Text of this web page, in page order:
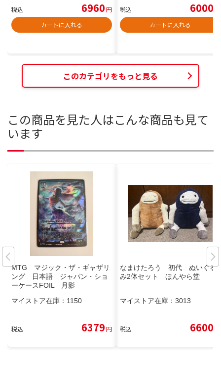
税込 6960円
カートに入れる
税込 6000
カートに入れる
このカテゴリをもっと見る
この商品を見た人はこんな商品も見て
います
MTG マジック・ザ・ギャザリ
ング 日本語 ジャパン・ショ
ーケースFOIL 月影
マイストア在庫： 1150
税込 6379円
なまけたろう 初代 ぬいぐる
み2体セット ほんやら堂
マイストア在庫： 3013
税込 6600